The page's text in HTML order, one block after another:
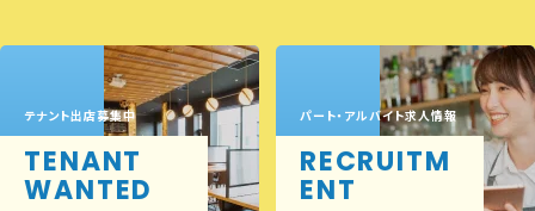
テナント出店募集中
TENANT
WANTED
パート・アルバイト求人情報
RECRUITM
ENT